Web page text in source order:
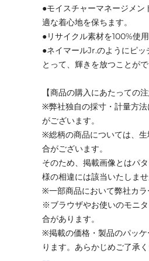
●モイスチャーマネージメ
適な着心地を保ちます。
●リサイクル素材を100%使
●ネイマールJr.のようにピ
とって、輝きを放つことが
【商品の購入にあたっての注
※弊社独自の採寸・計量方
がございます。
※総柄の商品については、
合がございます。
そのため、掲載画像とはパ
様の相違には該当いたしませ
※一部商品において弊社カラ
※ブラウザやお使いのモニ
合があります。
※掲載の価格・製品のパッ
ります。あらかじめご了承く